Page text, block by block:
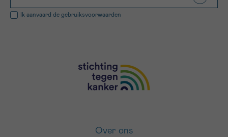
Ik aanvaard de gebruiksvoorwaarden
Over ons